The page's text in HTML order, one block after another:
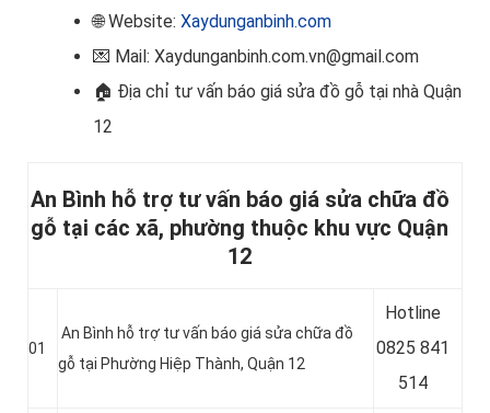
🌐 Website: Xaydunganbinh.com
💌 Mail: Xaydunganbinh.com.vn@gmail.com
🏠 Địa chỉ tư vấn báo giá sửa đồ gỗ tại nhà Quận
12
An Bình hỗ trợ tư vấn báo giá sửa chữa đồ
gỗ tại các xã, phường thuộc khu vực Quận
12
01
An Bình hỗ trợ tư vấn báo giá sửa chữa đồ
gỗ tại Phường Hiệp Thành, Quận 12
Hotline
0825 841
514